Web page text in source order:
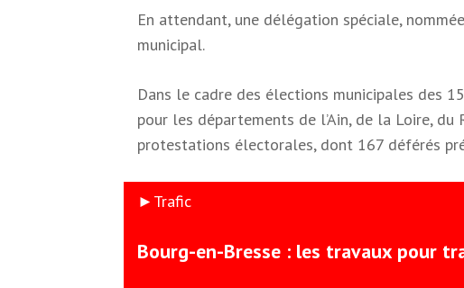
En attendant, une délégation spéciale,
municipal.
Dans le cadre des élections municipales des
pour les départements de l’Ain, de la Loire, du
protestations électorales, dont 167 déférés
►Trafic
Bourg-en-Bresse : les travaux pour